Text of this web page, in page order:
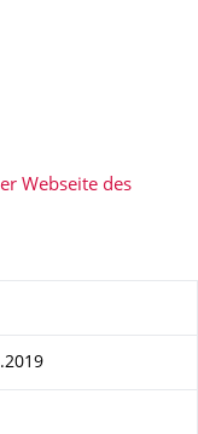
Webseite des